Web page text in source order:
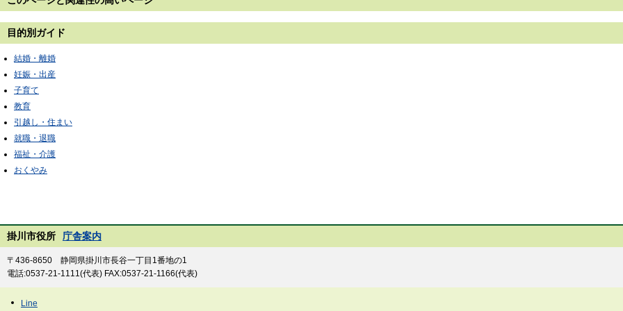
目的別ガイド
結婚・離婚
妊娠・出産
子育て
教育
引越し・住まい
就職・退職
福祉・介護
おくやみ
掛川市役所 庁舎案内
〒436-8650 静岡県掛川市長谷一丁目1番地の1
電話:0537-21-1111(代表) FAX:0537-21-1166(代表)